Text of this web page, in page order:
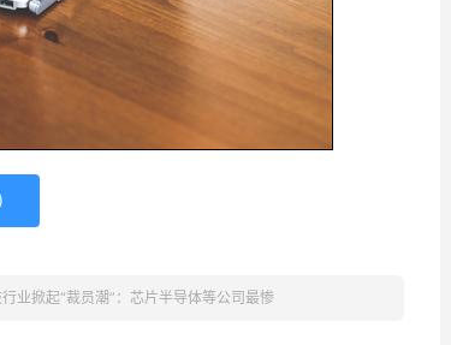
)
业掀起“裁员潮”：芯片半导体等公司最惨